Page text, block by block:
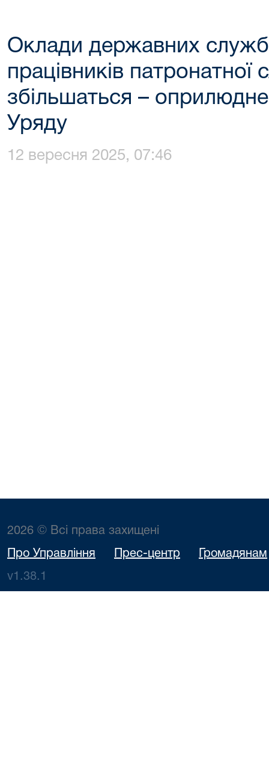
Оклади державних
працівників патронатної
збільшаться –
Уряду
12 вересня 2025, 07:46
2026 © Всі права захищені
Про Управління Прес-центр Громадянам
v1.38.1